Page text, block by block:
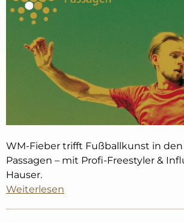
WM-Fieber trifft Fußballkunst in den
Passagen – mit Profi-Freestyler &
Hauser.
Weiterlesen